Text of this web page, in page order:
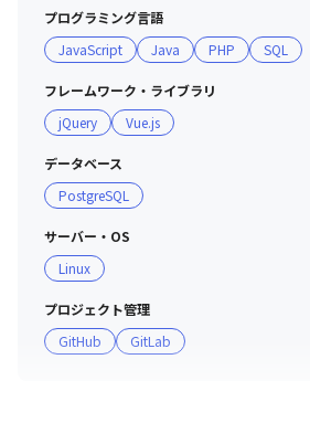
プログラミング言語
JavaScript
Java PHP SQL
フレームワーク・ライブラリ
jQuery
Vue.js
データベース
PostgreSQL
サーバー・OS
Linux
プロジェクト管理
GitHub
GitLab